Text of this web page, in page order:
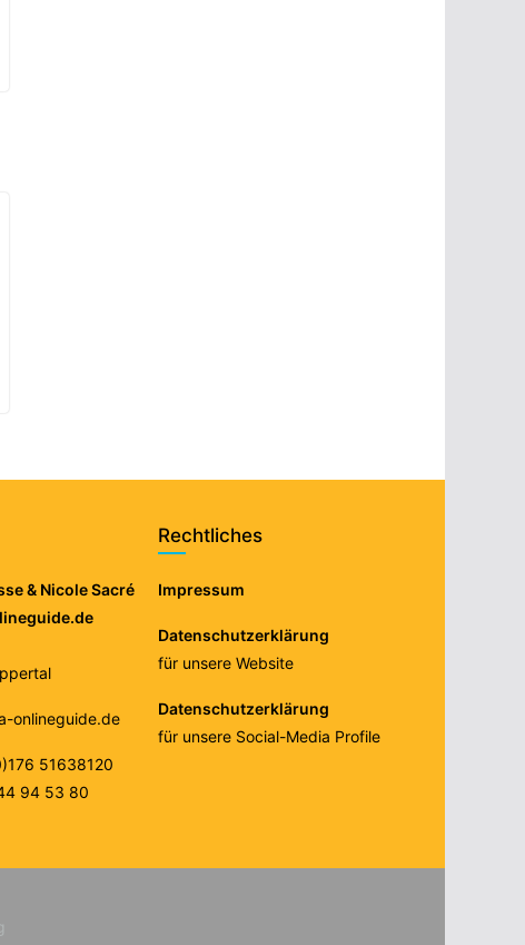
& Nicole Sacré
onlineguide.de
51638120
94 53 80
Rechtliches
Impressum
Datenschutzerklärung
für unsere Website
Datenschutzerklärung
für unsere Social-Media Profile